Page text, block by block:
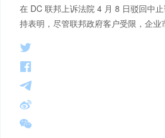
在 DC 联邦上诉法院 4 月 8 日驳回中
持表明，尽管联邦政府客户受限，企业